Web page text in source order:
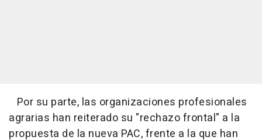
Por su parte, las organizaciones profesionales
agrarias han reiterado su "rechazo frontal" a la
propuesta de la nueva PAC, frente a la que han